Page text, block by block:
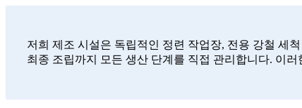
저희 제조 시설은 독립적인 정련 작업장, 전용 강철 세
최종 조립까지 모든 생산 단계를 직접 관리합니다. 이